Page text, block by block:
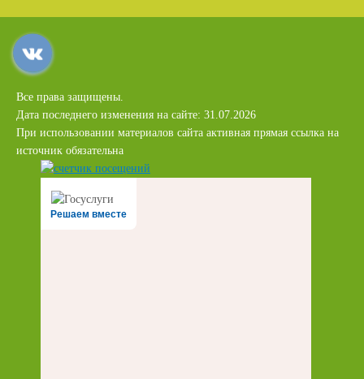
Все права защищены.
Дата последнего изменения на сайте: 31.07.2026
При использовании материалов сайта активная прямая ссылка на
источник обязательна
Решаем вместе